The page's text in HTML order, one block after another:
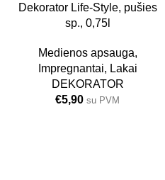
Dekorator Life-Style, pušies
sp., 0,75l
Medienos apsauga,
Impregnantai, Lakai
DEKORATOR
€5,90 su PVM